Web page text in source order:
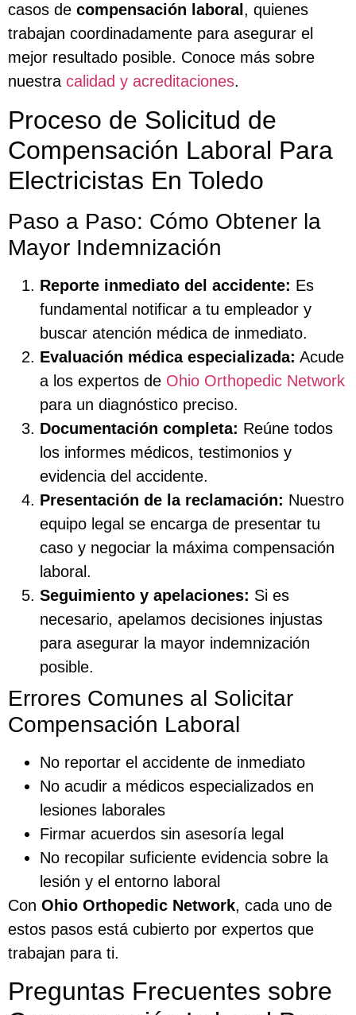
casos de compensación laboral , quienes
trabajan coordinadamente para asegurar el
mejor resultado posible. Conoce más sobre
nuestra calidad y acreditaciones.
Proceso de Solicitud de
Compensación Laboral Para
Electricistas En Toledo
Paso a Paso: Cómo Obtener la
Mayor Indemnización
Reporte inmediato del accidente: Es
fundamental notificar a tu empleador y
buscar atención médica de inmediato.
Evaluación médica especializada: Acude
a los expertos de Ohio Orthopedic Network
para un diagnóstico preciso.
Documentación completa: Reúne todos
los informes médicos, testimonios y
evidencia del accidente.
Presentación de la reclamación: Nuestro
equipo legal se encarga de presentar tu
caso y negociar la máxima compensación
laboral.
Seguimiento y apelaciones: Si es
necesario, apelamos decisiones injustas
para asegurar la mayor indemnización
posible.
Errores Comunes al Solicitar
Compensación Laboral
No reportar el accidente de inmediato
No acudir a médicos especializados en
lesiones laborales
Firmar acuerdos sin asesoría legal
No recopilar suficiente evidencia sobre la
lesión y el entorno laboral
Con Ohio Orthopedic Network, cada uno de
estos pasos está cubierto por expertos que
trabajan para ti.
Preguntas Frecuentes sobre